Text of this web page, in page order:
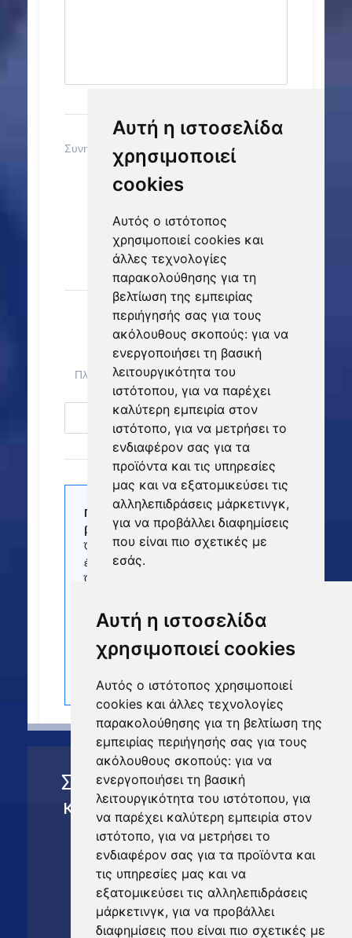
Αυτή η ιστοσελίδα
χρησιμοποιεί cookies
Αυτός ο ιστότοπος χρησιμοποιεί
cookies και άλλες τεχνολογίες
παρακολούθησης για τη βελτίωση της
εμπειρίας περιήγησής σας για τους
ακόλουθους σκοπούς: για να
ενεργοποιήσει τη βασική
λειτουργικότητα του ιστότοπου, για
να παρέχει καλύτερη εμπειρία στον
ιστότοπο, για να μετρήσει το
ενδιαφέρον σας για τα προϊόντα και
τις υπηρεσίες μας και να
εξατομικεύσει τις αλληλεπιδράσεις
μάρκετινγκ, για να προβάλλει
διαφημίσεις που είναι πιο σχετικές με
Συμπληρώστε τηΑίτηση
και θα επικοινωνήσουμε
άμεσα μαζί σας
Μπορείτε και να μας
καλέσετε στο
+30 694 60 74 993